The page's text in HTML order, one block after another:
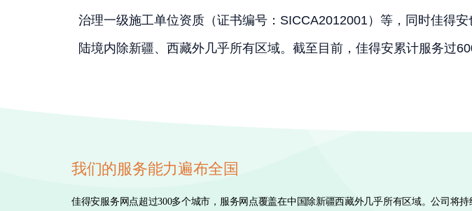
治理一级施工单位资质（证书编号：SICCA2012001）等，同时佳得
陆境内除新疆、西藏外几乎所有区域。截至目前，佳得安累计服务过
我们的服务能力遍布全国
佳得安服务网点超过300多个城市，服务网点覆盖在中国除新疆西藏外几乎所有区域。公司将